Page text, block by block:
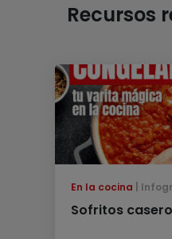
Recursos
En la cocina
Sofritos